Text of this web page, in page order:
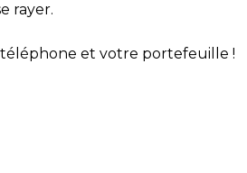
rayer.
et votre portefeuille !